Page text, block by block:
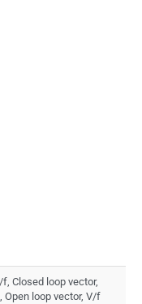
Closed loop vector,
Open loop vector, V/f